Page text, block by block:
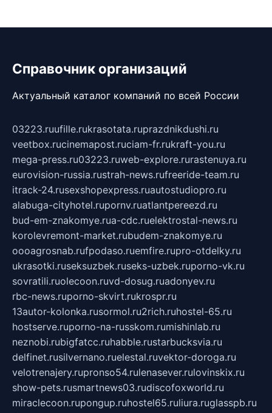
Справочник организаций
Актуальный каталог компаний по всей России
03223.ruufille.rukrasotata.ruprazdnikdushi.ru
veetbox.rucinemapost.ruciam-fr.rukraft-you.ru
mega-press.ru03223.ruweb-explore.rurastenuya.ru
eurovision-russia.rustrah-news.rufreeride-team.ru
itrack-24.rusexshopexpress.ruautostudiopro.ru
alabuga-cityhotel.rupornv.ruatlantpereezd.ru
bud-em-znakomye.rua-cdc.ruelektrostal-news.ru
korolevremont-market.rubudem-znakomye.ru
oooagrosnab.rufpodaso.ruemfire.rupro-otdelky.ru
ukrasotki.ruseksuzbek.ruseks-uzbek.ruporno-vk.ru
sovratili.ruolecoon.ruvd-dosug.ruadonyev.ru
rbc-news.ruporno-skvirt.rukrospr.ru
13autor-kolonka.rusormol.ru2rich.ruhostel-65.ru
hostserve.ruporno-na-russkom.rumishinlab.ru
neznobi.rubigfatcc.ruhabble.rustarbucksvia.ru
delfinet.rusilvernano.ruelestal.ruvektor-doroga.ru
velotrenajery.rupronso54.rulenasever.rulovinskix.ru
show-pets.rusmartnews03.rudiscofoxworld.ru
miraclecoon.rupongup.ruhostel65.ruliura.ruglasspb.ru